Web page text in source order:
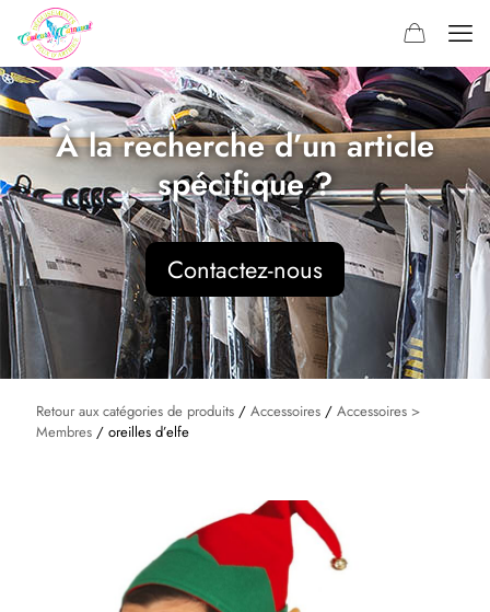
À la recherche d’un article
spécifique ?
Contactez-nous
Retour aux catégories de produits / Accessoires / Accessoires >
Membres / oreilles d’elfe